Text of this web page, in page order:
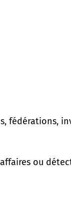
fédérations,
ou